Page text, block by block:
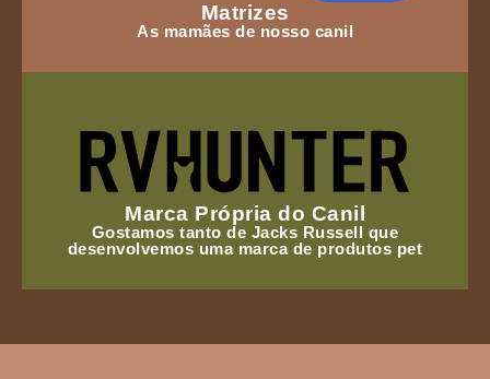
Matrizes
As mamães de nosso canil
Marca Própria do Canil
Gostamos tanto de Jacks Russell que
desenvolvemos uma marca de produtos pet